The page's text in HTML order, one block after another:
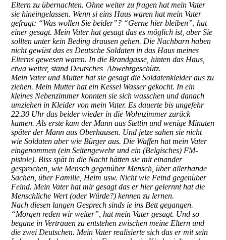
Eltern zu übernachten. Ohne weiter zu fragen hat mein Vater
sie hineingelassen. Wenn si eins Haus waren hat mein Vater
gefragt: “Was wollen Sie beider”? “Gerne hier bleiben”, hat
einer gesagt. Mein Vater hat gesagt das es möglich ist, aber Sie
sollten unter kein Beding drausen gehen. Die Nachbarn haben
nicht gewüst das es Deutsche Soldaten in das Haus meines
Elterns gewesen waren. In die Brandgasse, hinten das Haus,
etwa weiter, stand Deutsches Abwehrgeschütz.
Mein Vater und Mutter hat sie gesagt die Soldatenkleider aus zu
ziehen. Mein Mutter hat ein Kessel Wasser gekocht. In ein
kleines Nebenzimmer konnten sie sich wasschen und danach
umziehen in Kleider von mein Vater. Es dauerte bis ungefehr
22.30 Uhr das beider wieder in die Wohnzimmer zurück
kamen. Als erste kam der Mann aus Stettin und wenige Minuten
später der Mann aus Oberhausen. Und jetze sahen sie nicht
wie Soldaten aber wie Bürger aus. Die Waffen hat mein Vater
eingenommen (ein Seitengewehr und ein (Belgisches) FM-
pistole). Biss spät in die Nacht hätten sie mit einander
gesprochen, wie Mensch gegenüber Mensch, über allerhande
Sachen, über Familie, Heim usw. Nicht wie Feind gegenüber
Feind. Mein Vater hat mir gesagt das er hier gelernnt hat die
Menschliche Wert (oder Würde?) kennen zu lernen.
Nach diesen langen Gesprech sinds ie ins Bett gegangen.
“Morgen reden wir weiter”, hat mein Vater gesagt. Und so
begane in Vertrauen zu entstehen zwischen meine Eltern und
die zwei Deutschen. Mein Vater realisierte sich das er mit sein